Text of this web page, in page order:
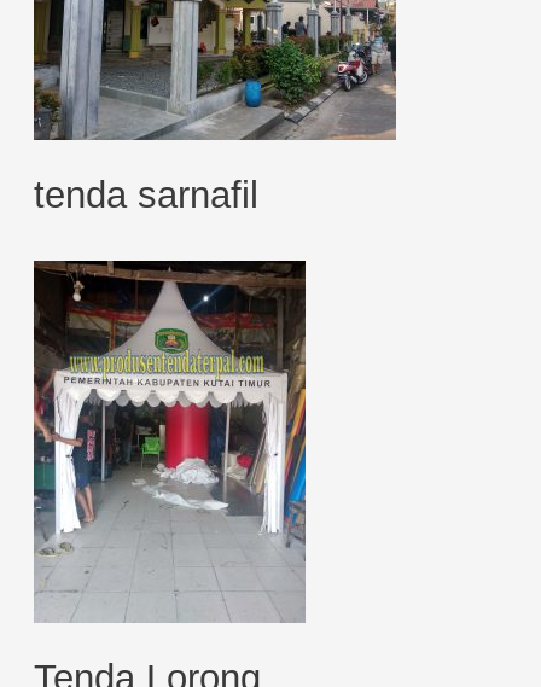
tenda sarnafil
Tenda Lorong